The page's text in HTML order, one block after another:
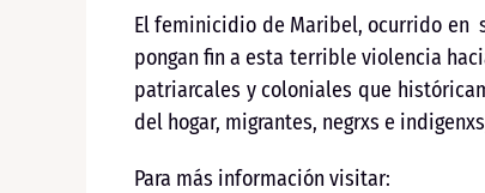
El feminicidio de Maribel, ocurrido en
pongan fin a esta terrible violencia
patriarcales y coloniales que
del hogar, migrantes, negrxs e
Para más información visitar: